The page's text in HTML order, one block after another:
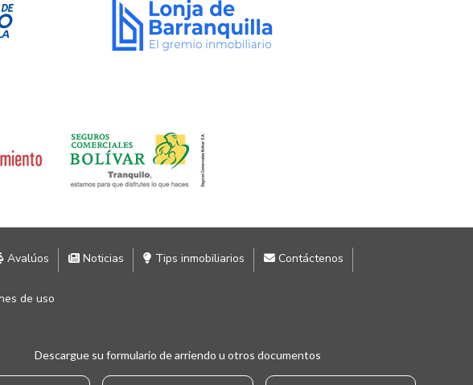
Avalúos Noticias Tips inmobiliarios Contáctenos
de uso
Descargue su formulario de arriendo u otros documentos